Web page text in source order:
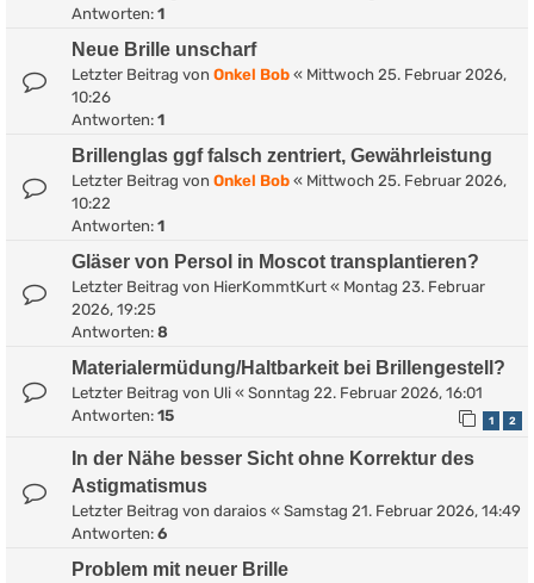
Antworten: 1
Neue Brille unscharf
Letzter Beitrag von Onkel Bob « Mittwoch 25. Februar 2026,
10:26
Antworten: 1
Brillenglas ggf falsch zentriert, Gewährleistung
Letzter Beitrag von Onkel Bob « Mittwoch 25. Februar 2026,
10:22
Antworten: 1
Gläser von Persol in Moscot transplantieren?
Letzter Beitrag von HierKommtKurt « Montag 23. Februar
2026, 19:25
Antworten: 8
Materialermüdung/Haltbarkeit bei Brillengestell?
Letzter Beitrag von Uli « Sonntag 22. Februar 2026, 16:01
Antworten: 15 1 2
In der Nähe besser Sicht ohne Korrektur des
Astigmatismus
Letzter Beitrag von daraios « Samstag 21. Februar 2026, 14:49
Antworten: 6
Problem mit neuer Brille